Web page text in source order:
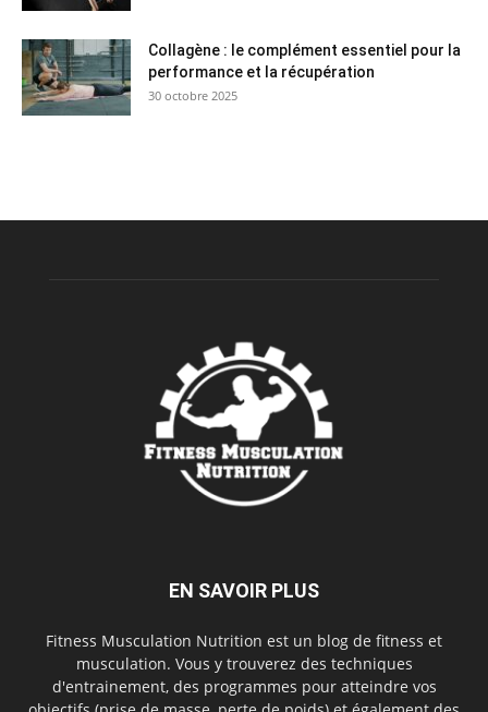
Collagène : le complément essentiel pour la
performance et la récupération
30 octobre 2025
EN SAVOIR PLUS
Fitness Musculation Nutrition est un blog de fitness et
musculation. Vous y trouverez des techniques
d'entrainement, des programmes pour atteindre vos